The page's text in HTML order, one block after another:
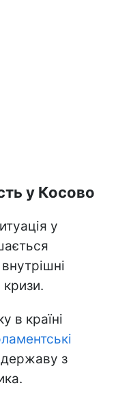
у Косово
у
кризи.
в країні
державу з